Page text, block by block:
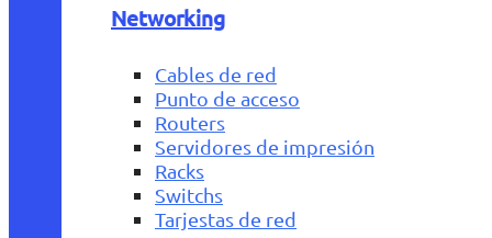
Networking
Cables de red
Punto de acceso
Routers
Servidores de impresión
Racks
Switchs
Tarjestas de red